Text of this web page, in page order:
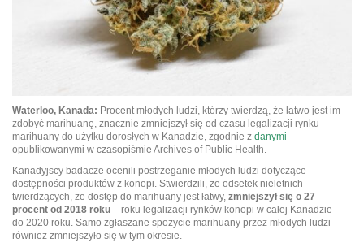
Waterloo, Kanada: Procent młodych ludzi, którzy twierdzą, że łatwo jest im
zdobyć marihuanę, znacznie zmniejszył się od czasu legalizacji rynku
marihuany do użytku dorosłych w Kanadzie, zgodnie z danymi
opublikowanymi w czasopiśmie Archives of Public Health.
Kanadyjscy badacze ocenili postrzeganie młodych ludzi dotyczące
dostępności produktów z konopi. Stwierdzili, że odsetek nieletnich
twierdzących, że dostęp do marihuany jest łatwy, zmniejszył się o 27
procent od 2018 roku – roku legalizacji rynków konopi w całej Kanadzie –
do 2020 roku. Samo zgłaszane spożycie marihuany przez młodych ludzi
również zmniejszyło się w tym okresie.